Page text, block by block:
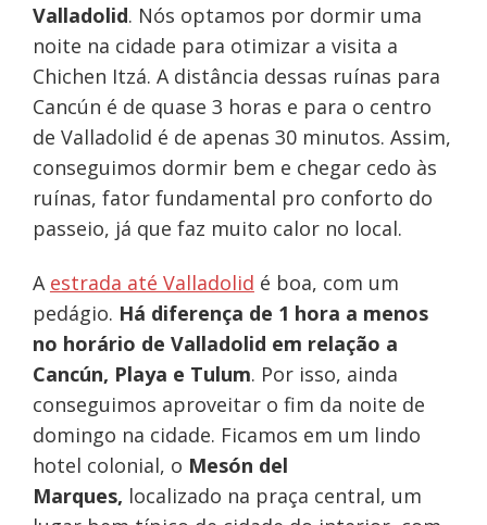
Valladolid. Nós optamos por dormir uma
noite na cidade para otimizar a visita a
Chichen Itzá. A distância dessas ruínas para
Cancún é de quase 3 horas e para o centro
de Valladolid é de apenas 30 minutos. Assim,
conseguimos dormir bem e chegar cedo às
ruínas, fator fundamental pro conforto do
passeio, já que faz muito calor no local.
A estrada até Valladolid é boa, com um
pedágio. Há diferença de 1 hora a menos
no horário de Valladolid em relação a
Cancún, Playa e Tulum. Por isso, ainda
conseguimos aproveitar o fim da noite de
domingo na cidade. Ficamos em um lindo
hotel colonial, o Mesón del
Marques, localizado na praça central, um